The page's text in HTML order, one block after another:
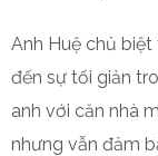
Anh Huệ chủ
đến sự tối giản
anh với căn nhà
nhưng vẫn đảm